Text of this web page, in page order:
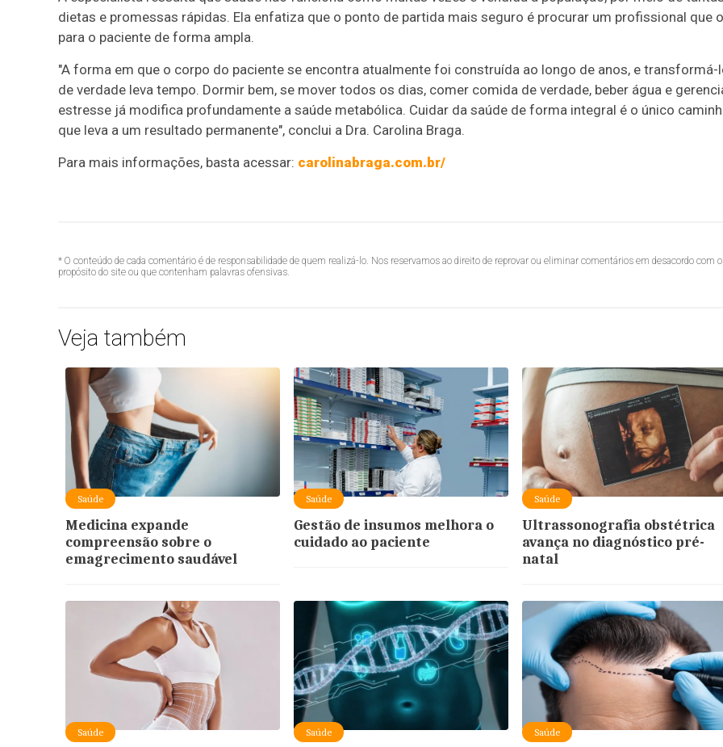
dietas e promessas rápidas. Ela enfatiza que o ponto de partida mais seguro é procurar um profissional que
para o paciente de forma ampla.
"A forma em que o corpo do paciente se encontra atualmente foi construída ao longo de anos, e transformá-
de verdade leva tempo. Dormir bem, se mover todos os dias, comer comida de verdade, beber água e
estresse já modifica profundamente a saúde metabólica. Cuidar da saúde de forma integral é o único
que leva a um resultado permanente", conclui a Dra. Carolina Braga.
Para mais informações, basta acessar: carolinabraga.com.br/
* O conteúdo de cada comentário é de responsabilidade de quem realizá-lo. Nos reservamos ao direito de reprovar ou eliminar comentários em desacordo com o
propósito do site ou que contenham palavras ofensivas.
Veja também
Saúde
Medicina expande
compreensão sobre o
emagrecimento saudável
Saúde
Gestão de insumos melhora o
cuidado ao paciente
Saúde
Ultrassonografia obstétrica
avança no diagnóstico pré-
natal
Saúde Saúde Saúde